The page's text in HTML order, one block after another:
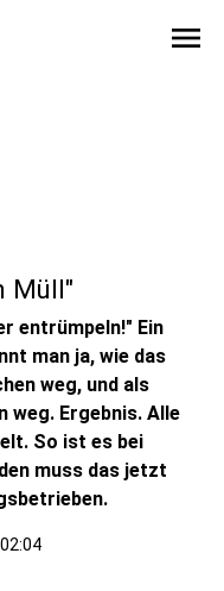
menu
Müll"
entrümpeln!" Ein
man ja, wie das
weg, und als
weg. Ergebnis. Alle
So ist es bei
muss das jetzt